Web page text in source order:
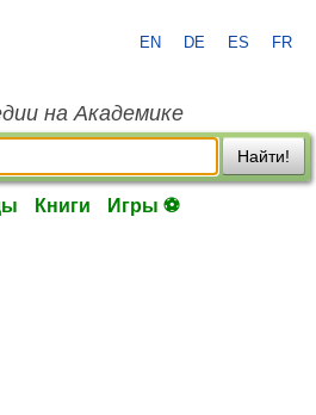
EN DE ES FR
на Академике
Найти!
Книги Игры ⚽